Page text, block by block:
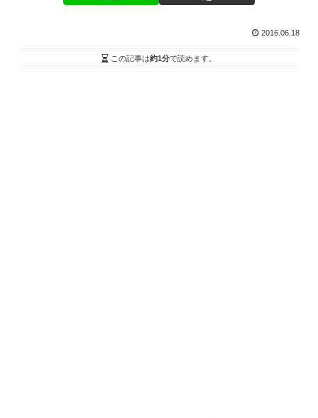
2016.06.18
この記事は約1分で読めます。